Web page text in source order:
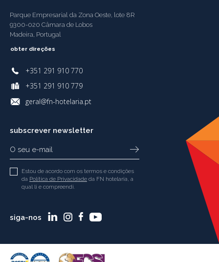
Parque Empresarial da Zona Oeste, lote 8R
9300-020 Câmara de Lobos
Madeira, Portugal
obter direções
+351 291 910 770
+351 291 910 779
geral@fn-hotelaria.pt
subscrever newsletter
Estou de acordo com os termos e condições
da Política de Privacidade da FN hotelaria, a
qual li e compreendi.
siga-nos